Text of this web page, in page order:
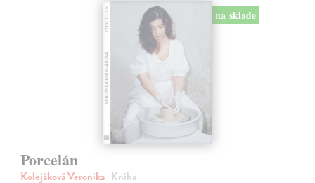
na sklade
Porcelán
Kolejáková Veronika| Kniha